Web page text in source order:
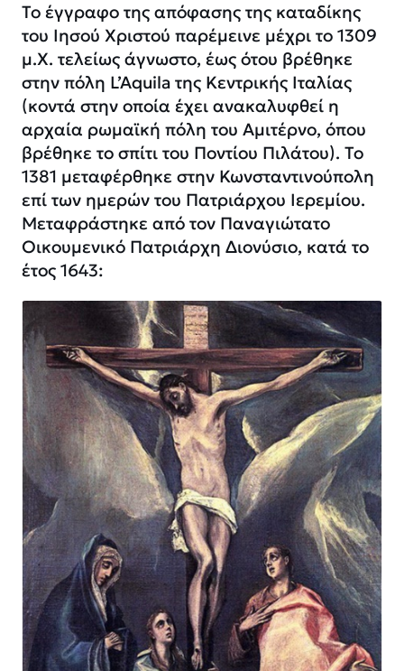
Το έγγραφο της απόφασης της καταδίκης
του Ιησού Χριστού παρέμεινε μέχρι το 1309
μ.Χ. τελείως άγνωστο, έως ότου βρέθηκε
στην πόλη L’Aquila της Κεντρικής Ιταλίας
(κοντά στην οποία έχει ανακαλυφθεί η
αρχαία ρωμαϊκή πόλη του Αμιτέρνο, όπου
βρέθηκε το σπίτι του Ποντίου Πιλάτου). Το
1381 μεταφέρθηκε στην Κωνσταντινούπολη
επί των ημερών του Πατριάρχου Ιερεμίου.
Μεταφράστηκε από τον Παναγιώτατο
Οικουμενικό Πατριάρχη Διονύσιο, κατά το
έτος 1643: